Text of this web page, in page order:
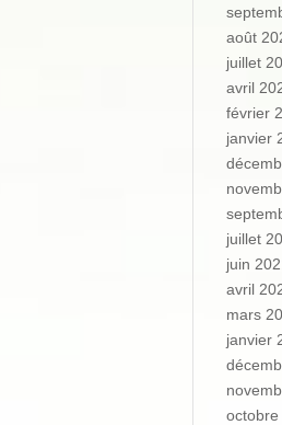
août
juillet
avril
février
janvier
juillet
juin
avril
mars
janvier